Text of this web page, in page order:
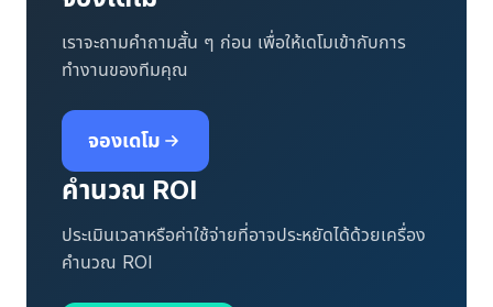
เราจะถามคำถามสั้น ๆ ก่อน เพื่อให้เดโมเข้ากับการ
ทำงานของทีมคุณ
จองเดโม
คำนวณ ROI
ประเมินเวลาหรือค่าใช้จ่ายที่อาจประหยัดได้ด้วยเครื่อง
คำนวณ ROI